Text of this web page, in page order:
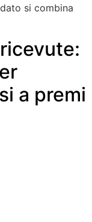
si combina
a premi